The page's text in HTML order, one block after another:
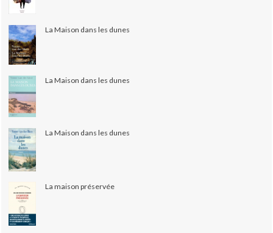
La Maison dans les dunes
La Maison dans les dunes
La Maison dans les dunes
La maison préservée